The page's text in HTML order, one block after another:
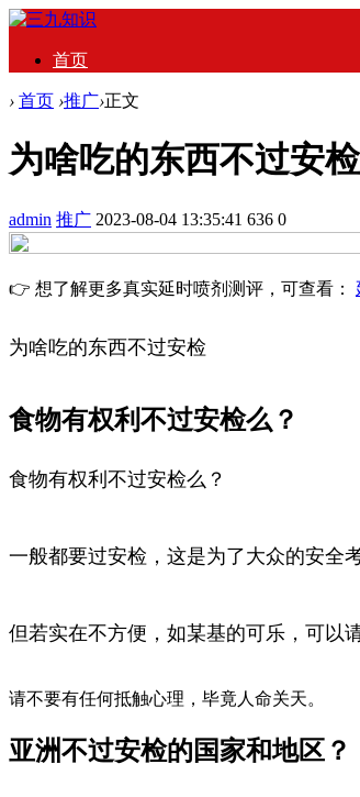
首页
› 首页 ›推广›正文
为啥吃的东西不过安
admin 推广 2023-08-04 13:35:41 636 0
👉 想了解更多真实延时喷剂测评，可查看：
为啥吃的东西不过安检
食物有权利不过安检么？
食物有权利不过安检么？
一般都要过安检，这是为了大众的安全考
但若实在不方便，如某基的可乐，可以
请不要有任何抵触心理，毕竟人命关天。
亚洲不过安检的国家和地区？